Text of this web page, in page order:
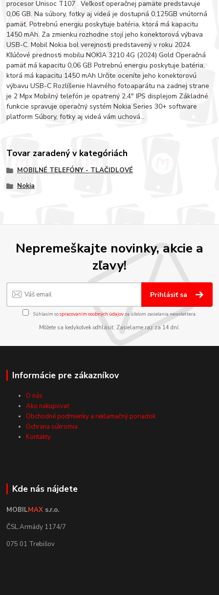
procesor Unisoc T107 . Veľkosť operačnej pamäte predstavuje
0,06 GB. Na súbory, fotky aj videá je dostupná 0,125GB vnútorná
pamäť. Potrebnú energiu poskytuje batéria, ktorá má kapacitu
1450 mAh. Za zmienku rozhodne stojí jeho konektorová výbava
USB-C. Mobil Nokia bol verejnosti predstavený v roku 2024.
Kľúčové prednosti mobilu NOKIA 3210 4G (2024) Gold Operačná
pamäť má kapacitu 0,06 GB Potrebnú energiu poskytuje batéria,
ktorá má kapacitu 1450 mAh Určite oceníte jeho konektorovú
výbavu USB-C Rozlíšenie hlavného fotoaparátu na zadnej strane
je 2 Mpx Mobilný telefón je opatrený 2,4" IPS displejom Základné
funkcie spravuje operačný systém Nokia Series 30+ software
platform Súbory, fotky aj videá vám uchová...
Tovar zaradený v kategóriách
MOBILNÉ TELEFÓNY - TLAČIDLOVÉ
Nokia
Nepremeškajte novinky, akcie a
zľavy!
Prihlásiť sa
Súhlasím sospracovaním osobných údajov za účelom zasielania newslettera.
Môžete sa kedykoľvek odhlásiť. Zasielame raz za 14 dní.
Informácie pre zákazníkov
O nás
Ako nakupovať
Obchodné podmienky a reklamačný poriadok
Ochrana súkromia
Kontakty
Kde nás nájdete
MOBILMAX s.r.o.
ČSL.Armády 1174/7
075 01 Trebišov